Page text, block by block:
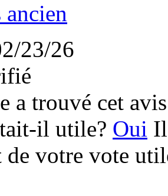
23/26
a trouvé cet
il utile? Oui
de votre vote